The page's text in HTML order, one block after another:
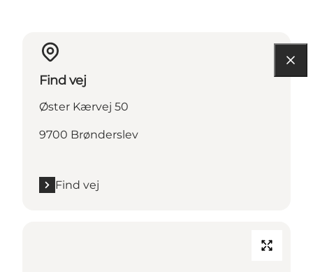
Find vej
Øster Kærvej 50
9700 Brønderslev
Find vej